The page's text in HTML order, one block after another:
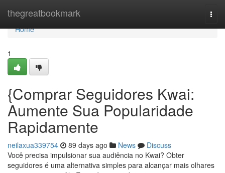
thegreatbookmark
Home
Home
1
{Comprar Seguidores Kwai:
Aumente Sua Popularidade
Rapidamente
neilaxua339754 89 days ago News
Discuss
Você precisa impulsionar sua audiência no Kwai? Obter
seguidores é uma alternativa simples para alcançar mais olhares